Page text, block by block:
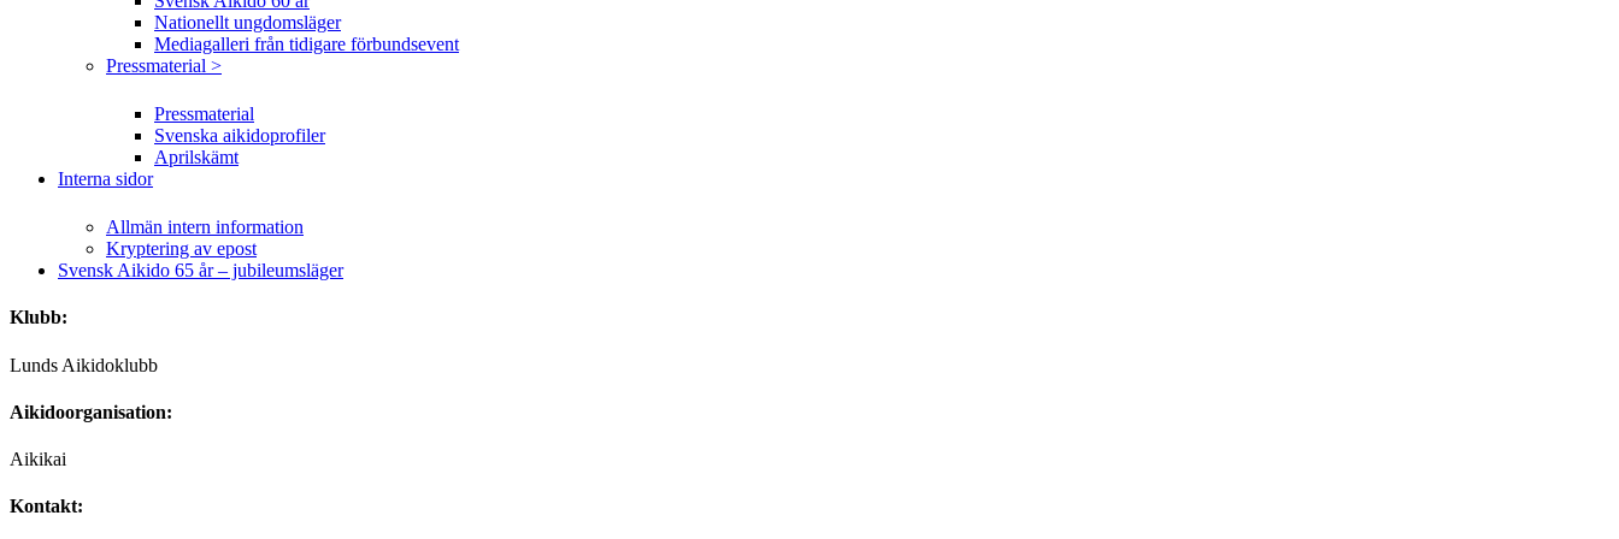
Nationellt ungdomsläger
Mediagalleri från tidigare förbundsevent
Pressmaterial >
Pressmaterial
Svenska aikidoprofiler
Aprilskämt
Interna sidor
Allmän intern information
Kryptering av epost
Svensk Aikido 65 år – jubileumsläger
Klubb:
Lunds Aikidoklubb
Aikidoorganisation:
Aikikai
Kontakt: